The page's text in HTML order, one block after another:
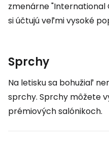
zmenárne "International
si účtujú veľmi vysoké
Sprchy
Na letisku sa bohužiaľ
sprchy. Sprchy môžete
prémiových salónikoch.